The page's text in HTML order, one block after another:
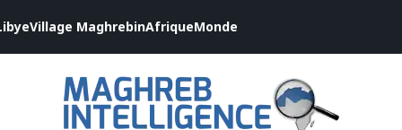
Village MaghrebinAfriqueMonde